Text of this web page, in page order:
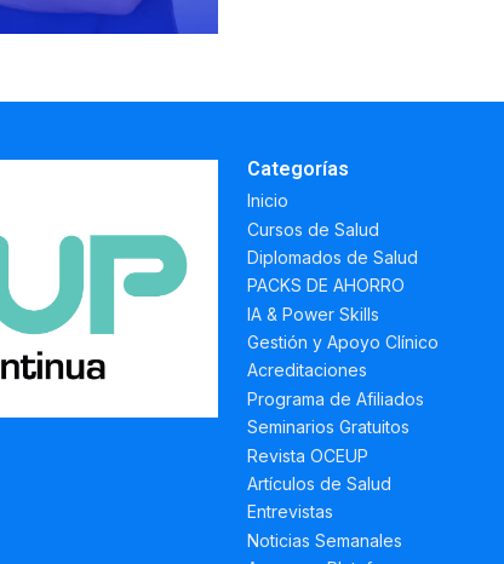
Categorías
Inicio
Cursos de Salud
Diplomados de Salud
PACKS DE AHORRO
IA & Power Skills
Gestión y Apoyo Clínico
Acreditaciones
Programa de Afiliados
Seminarios Gratuitos
Revista OCEUP
Artículos de Salud
Entrevistas
Noticias Semanales